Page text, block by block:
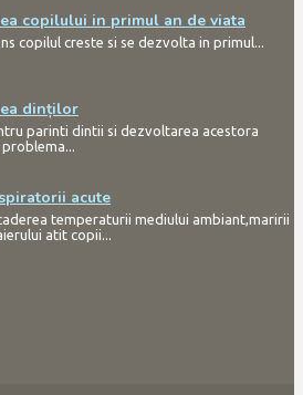
copilului in primul an de viata
copilul creste si se dezvolta in primul...
dinților
parinti dintii si dezvoltarea acestora
acute
temperaturii mediului ambiant,maririi
atit copii...